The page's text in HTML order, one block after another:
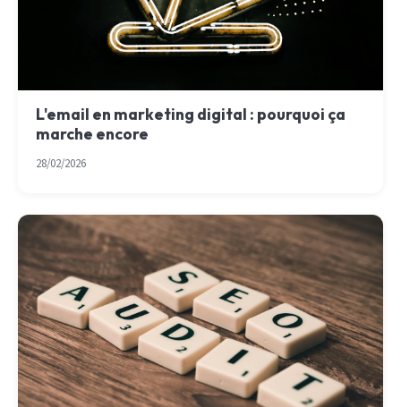
L'email en marketing digital : pourquoi ça
marche encore
28/02/2026